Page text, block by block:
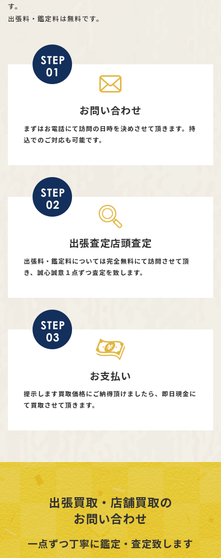
す。
出張料・鑑定料は無料です。
お問い合わせ
まずはお電話にて訪問の日時を決めさせて頂きます。持
込でのご対応も可能です。
出張査定店頭査定
出張料・鑑定料については完全無料にて訪問させて頂
き、誠心誠意１点ずつ査定を致します。
お支払い
提示します買取価格にご納得頂けましたら、即日現金に
て買取させて頂きます。
出張買取・店舗買取の
お問い合わせ
一点ずつ丁寧に鑑定・査定致します